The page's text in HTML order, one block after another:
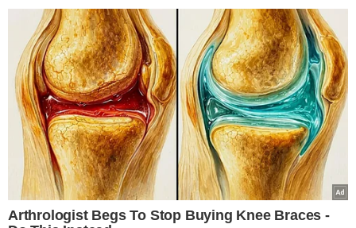
CNU 2 divulga nova
classificação com vagas
remanescentes e
adicionais